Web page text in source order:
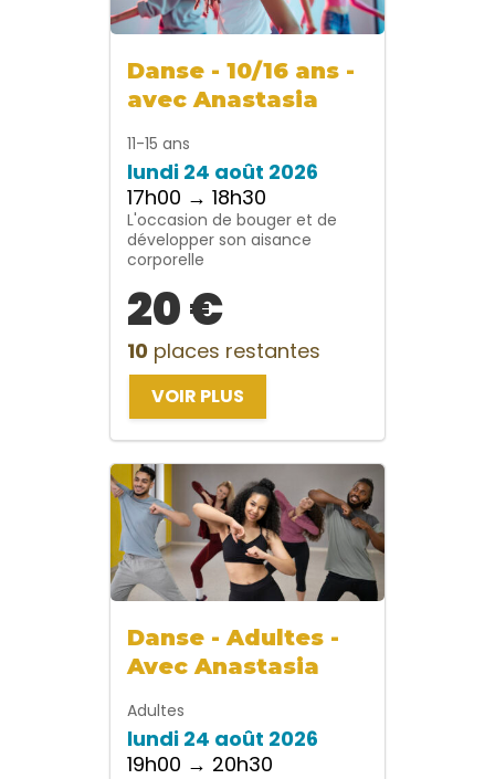
Danse - 10/16 ans -
avec Anastasia
11-15 ans
lundi 24 août 2026
17h00 → 18h30
L'occasion de bouger et de
développer son aisance
corporelle
20 €
10 places restantes
VOIR PLUS
Danse - Adultes -
Avec Anastasia
Adultes
lundi 24 août 2026
19h00 → 20h30